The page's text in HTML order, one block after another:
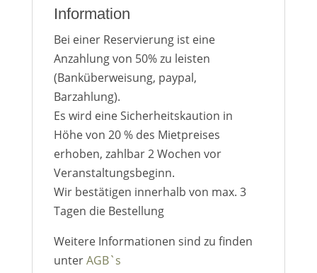
Information
Bei einer Reservierung ist eine
Anzahlung von 50% zu leisten
(Banküberweisung, paypal,
Barzahlung).
Es wird eine Sicherheitskaution in
Höhe von 20 % des Mietpreises
erhoben, zahlbar 2 Wochen vor
Veranstaltungsbeginn.
Wir bestätigen innerhalb von max. 3
Tagen die Bestellung
Weitere Informationen sind zu finden
unterAGB`s